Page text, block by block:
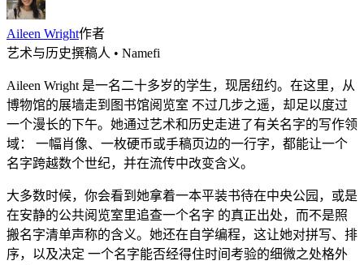
Aileen Wright作者
艺术与历史撰稿人 • Namefi
Aileen Wright 是一名二十多岁的学生，现居纽约。在这里，从
博物馆的展墙走到图书馆阅览室 不过几步之遥，却足以度过
一个漫长的下午。她通过艺术和历史走进了有关名字的写作领
域： 一幅肖像、一枚硬币或手稿页边的一行字，都能让一个
名字跨越数个世纪，并在流传中改变含义。
大多数时候，你会看到她拿着一本平装书待在中央公园，或是
在安静的公共阅览室里追查一个名字 的真正出处，而不是照
搬名字清单声称的含义。她还在自学编程，这让她对拼写、排
序，以及决定 一个名字能否经得住时间考验的细微之处格外